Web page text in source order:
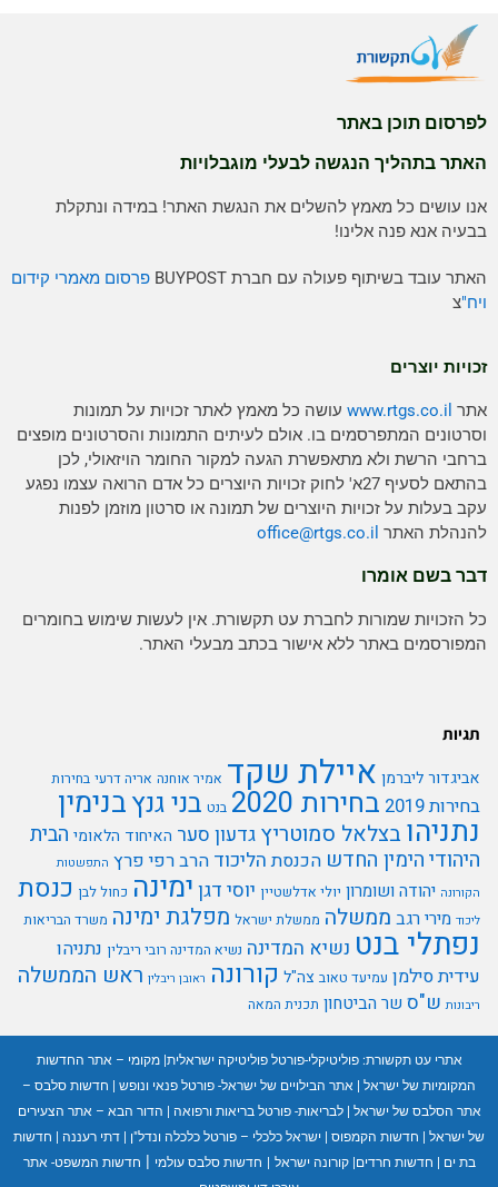
לפרסום תוכן באתר
האתר בתהליך הנגשה לבעלי מוגבלויות
אנו עושים כל מאמץ להשלים את הנגשת האתר! במידה ונתקלת
בבעיה אנא פנה אלינו!
האתר עובד בשיתוף פעולה עם חברת BUYPOST
פרסום מאמרי קידום
ויח"צ
זכויות יוצרים
אתרwww.rtgs.co.ilעושה כל מאמץ לאתר זכויות על תמונות
וסרטונים המתפרסמים בו. אולם לעיתים התמונות והסרטונים מופצים
ברחבי הרשת ולא מתאפשרת הגעה למקור החומר הויזאולי, לכן
בהתאם לסעיף 27א' לחוק זכויות היוצרים כל אדם הרואה עצמו נפגע
עקב בעלות על זכויות היוצרים של תמונה או סרטון מוזמן לפנות
להנהלת האתר
office@rtgs.co.il
דבר בשם אומרו
כל הזכויות שמורות לחברת עט תקשורת. אין לעשות שימוש בחומרים
המפורסמים באתר ללא אישור בכתב מבעלי האתר.
תגיות
אביגדור ליברמןאיילת שקד אמיר אוחנה אריה דרעי בחירות
בחירות 2019 בחירות 2020 בנט בני גנץבנימין
נתניהו בצלאל סמוטריץגדעון סערהאיחוד הלאומיהבית
היהודיהימין החדש הכנסתהליכודהרב רפי פרץ התפשטות
הקורונה יהודה ושומרון יולי אדלשטיין יוסי דגןימינה כחול לבן כנסת
ליכוד מירי רגבממשלה ממשלת ישראל מפלגת ימינה משרד הבריאות
נפתלי בנט נשיא המדינה נשיא המדינה רובי ריבלין נתניהו
עידית סילמן עמיעד טאוב צה"לקורונה ראובן ריבלין ראש הממשלה
ריבונות ש"סשר הביטחון תכנית המאה
אתרי עט תקשורת:פוליטיקלי-פורטל פוליטיקה ישראלית| מקומי – אתר החדשות
המקומיות של ישראל| אתר הבילויים של ישראל- פורטל פנאי ונופש|
חדשות סלבס –
אתר הסלבס של ישראל| לבריאות- פורטל בריאות ורפואה|
הדור הבא – אתר הצעירים
של ישראל| חדשות הקמפוס| ישראל כלכלי – פורטל כלכלה ונדל"ן| דתי רעננה|
חדשות
בת ים| חדשות חרדים| קורונה ישראל | חדשות סלבס עולמי| חדשות המשפט- אתר